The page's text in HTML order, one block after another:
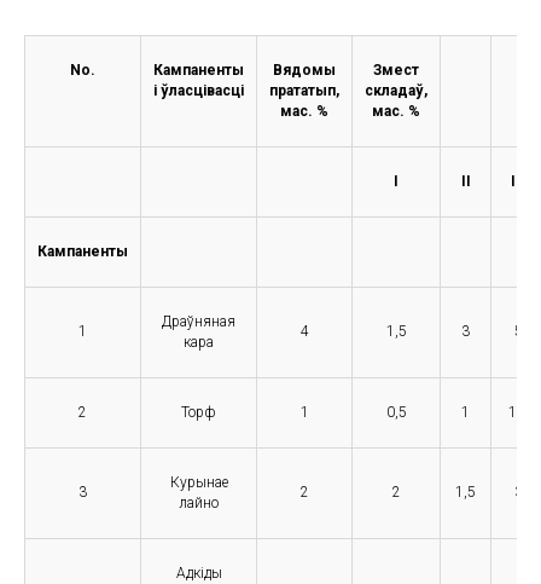
No.
Кампаненты
і ўласцівасці
Вядомы
прататып,
мас. %
Змест
складаў,
мас. %
Кампаненты
1
Драўняная
кара
4 1,5 3 5
2 Торф 1 0,5 1 1,5
3
Курынае
лайно
2 2 1,5 3
Адкіды